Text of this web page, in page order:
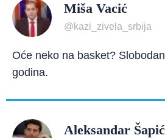
Miša Vacić
@kazi_zivela_srbija
Oće neko na basket?
godina.
Aleksandar Šapić